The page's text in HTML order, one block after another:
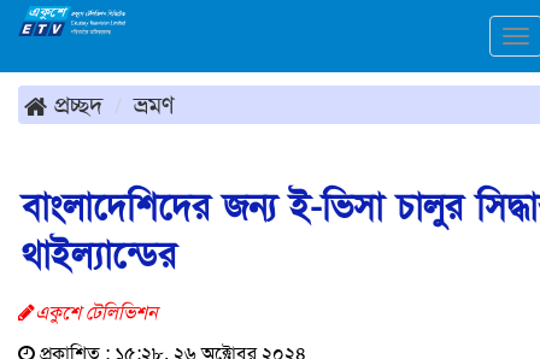
প্রচ্ছদ ভ্রমণ
বাংলাদেশিদের জন্য ই-ভিসা চালুর
থাইল্যান্ডের
একুশে টেলিভিশন
প্রকাশিত : ১৫:২৮, ২৬ অক্টোবর ২০২৪